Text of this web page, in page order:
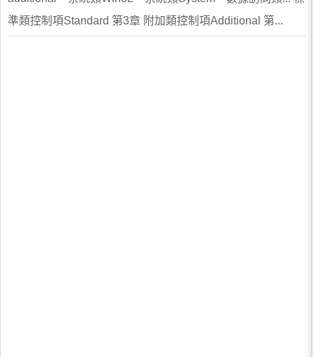
準類控制項Standard 第3章 附加類控制項Additional 第...